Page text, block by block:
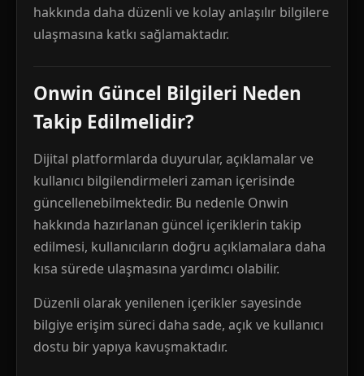
hakkında daha düzenli ve kolay anlaşılır bilgilere
ulaşmasına katkı sağlamaktadır.
Onwin Güncel Bilgileri Neden
Takip Edilmelidir?
Dijital platformlarda duyurular, açıklamalar ve
kullanıcı bilgilendirmeleri zaman içerisinde
güncellenebilmektedir. Bu nedenle Onwin
hakkında hazırlanan güncel içeriklerin takip
edilmesi, kullanıcıların doğru açıklamalara daha
kısa sürede ulaşmasına yardımcı olabilir.
Düzenli olarak yenilenen içerikler sayesinde
bilgiye erişim süreci daha sade, açık ve kullanıcı
dostu bir yapıya kavuşmaktadır.